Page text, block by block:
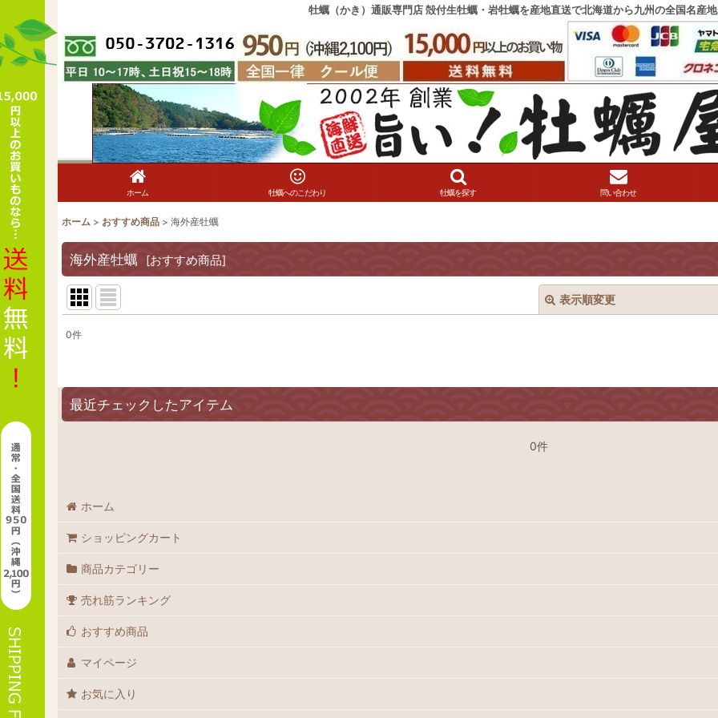
牡蠣（かき）通販専門店 殻付生牡蠣・岩牡蠣を産地直送で北海道から九州の全国名産
ホーム 牡蠣へのこだわり 牡蠣を探す 問い合わせ
ホーム > おすすめ商品 > 海外産牡蠣
海外産牡蠣 [おすすめ商品]
表示順変更
並び順:
0件
最近チェックしたアイテム
0件
ホーム
ショッピングカート
商品カテゴリー
売れ筋ランキング
おすすめ商品
マイページ
お気に入り